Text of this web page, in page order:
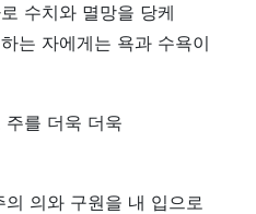
수치와 멸망을 당케
는 자에게는 욕과 수욕이
를 더욱 더욱
의와 구원을 내 입으로